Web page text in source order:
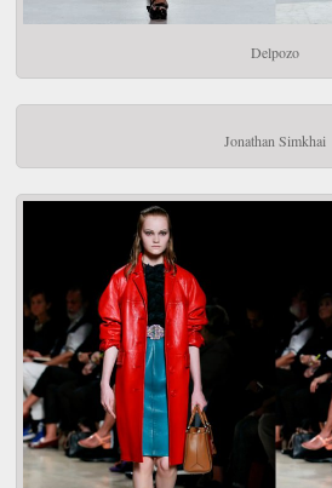
Delpozo
Jonathan Simkhai